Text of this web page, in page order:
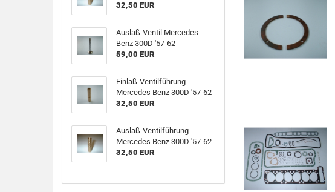
32,50 EUR
Auslaß-Ventil Mercedes
Benz 300D '57-62
59,00 EUR
Einlaß-Ventilführung
Mercedes Benz 300D '57-62
32,50 EUR
Auslaß-Ventilführung
Mercedes Benz 300D '57-62
32,50 EUR